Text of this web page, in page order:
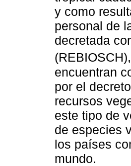
y como
personal de
decretada
encuentran
por el
recursos
este tipo de
de especies
los países
mundo.